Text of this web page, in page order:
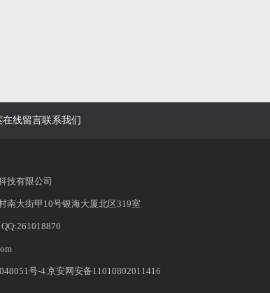
在线留言联系我们
技有限公司
南大街甲10号银海大厦北区319室
号-4京安网安备11010802011416